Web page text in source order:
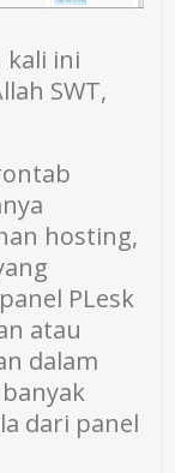
kali ini
SWT,
hosting,
PLesk
atau
dalam
dari panel